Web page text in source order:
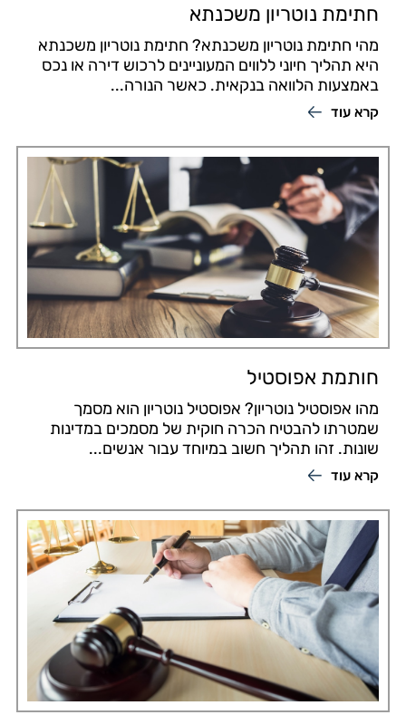
חתימת נוטריון משכנתא
מהי חתימת נוטריון משכנתא? חתימת נוטריון משכנתא
היא תהליך חיוני ללווים המעוניינים לרכוש דירה או נכס
באמצעות הלוואה בנקאית. כאשר הנורה...
קרא עוד
חותמת אפוסטיל
מהו אפוסטיל נוטריון? אפוסטיל נוטריון הוא מסמך
שמטרתו להבטיח הכרה חוקית של מסמכים במדינות
שונות. זהו תהליך חשוב במיוחד עבור אנשים...
קרא עוד